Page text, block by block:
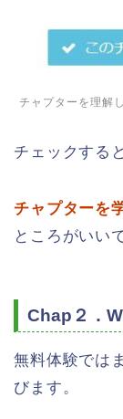
チャプターを理解
チェックする
チャプターを
ところがいい
Chap２．
無料体験では
びます。